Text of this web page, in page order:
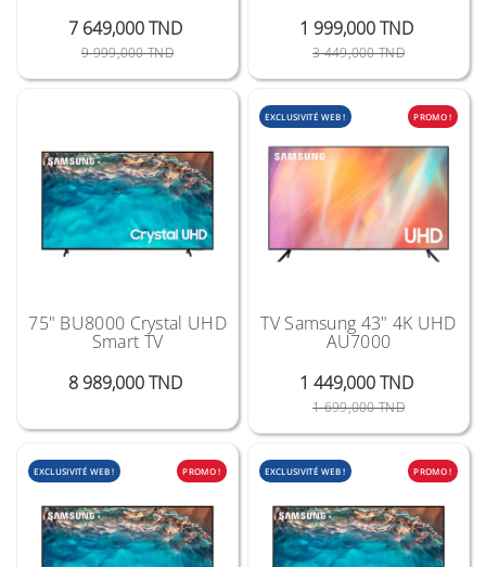
7 649,000 TND
9 999,000 TNDPrix Public
Prix
1 999,000 TND
3 449,000 TNDPrix Public
Prix
75" BU8000 Crystal UHD
Smart TV
8 989,000 TND
EXCLUSIVITÉ WEB ! PROMO !
TV Samsung 43" 4K UHD
AU7000
1 449,000 TND
1 699,000 TNDPrix Public
Prix
EXCLUSIVITÉ WEB ! PROMO ! EXCLUSIVITÉ WEB ! PROMO !